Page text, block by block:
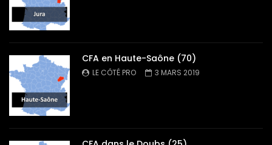
CFA en Haute-Saône (70)
LE CÔTÉ PRO 3 MARS 2019